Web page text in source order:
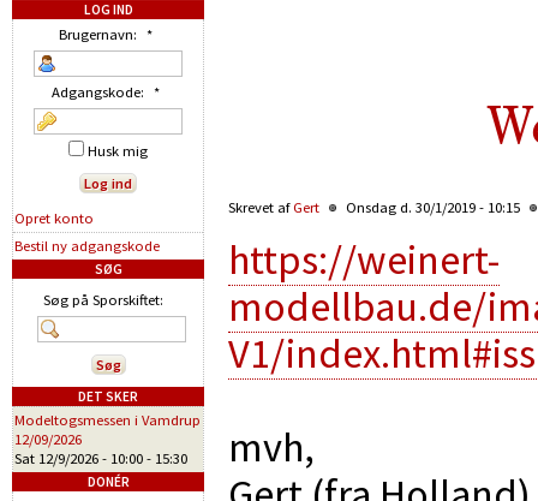
Skrevet af Gert Onsdag d. 30/1/2019 - 10:15
https://weinert-
modellbau.de/
V1/
mvh,
LOG IND
Brugernavn: *
Adgangskode: *
Husk mig
Opret konto
Bestil ny adgangskode
SØG
Søg på Sporskiftet:
DET SKER
Modeltogsmessen i Vamdrup
12/09/2026
Sat 12/9/2026 - 10:00 - 15:30
DONÉR